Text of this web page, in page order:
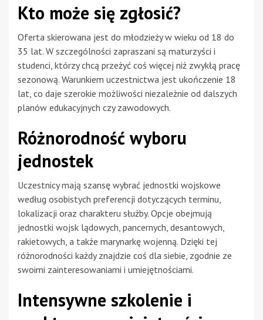
Kto może się zgłosić?
Oferta skierowana jest do młodzieży w wieku od 18 do
35 lat. W szczególności zapraszani są maturzyści i
studenci, którzy chcą przeżyć coś więcej niż zwykłą pracę
sezonową. Warunkiem uczestnictwa jest ukończenie 18
lat, co daje szerokie możliwości niezależnie od dalszych
planów edukacyjnych czy zawodowych.
Różnorodność wyboru
jednostek
Uczestnicy mają szansę wybrać jednostki wojskowe
według osobistych preferencji dotyczących terminu,
lokalizacji oraz charakteru służby. Opcje obejmują
jednostki wojsk lądowych, pancernych, desantowych,
rakietowych, a także marynarkę wojenną. Dzięki tej
różnorodności każdy znajdzie coś dla siebie, zgodnie ze
swoimi zainteresowaniami i umiejętnościami.
Intensywne szkolenie i